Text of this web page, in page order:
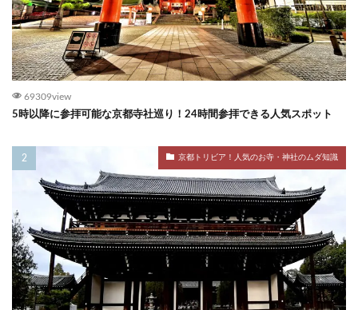
69309view
5時以降に参拝可能な京都寺社巡り！24時間参拝できる人気スポット
京都トリビア！人気のお寺・神社のムダ知識